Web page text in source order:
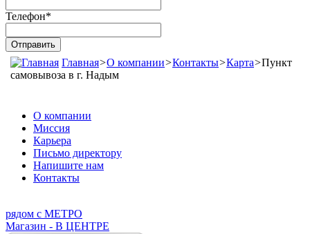
Телефон*
Главная>О компании>Контакты>Карта>Пункт
самовывоза в г. Надым
О компании
Миссия
Карьера
Письмо директору
Напишите нам
Контакты
рядом с МЕТРО
Магазин - В ЦЕНТРЕ